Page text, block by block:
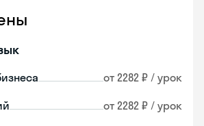
от 2282 ₽ / урок
от 2282 ₽ / урок